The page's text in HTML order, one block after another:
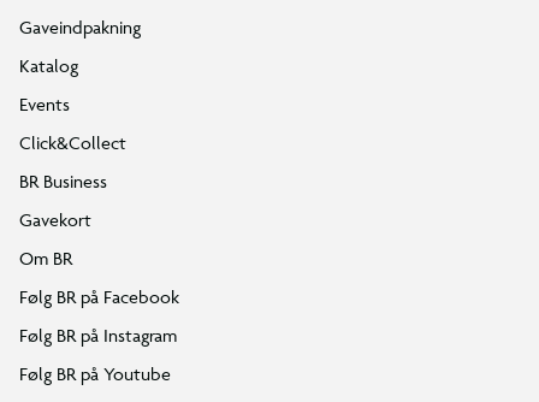
Gaveindpakning
Katalog
Events
Click&Collect
BR Business
Gavekort
Om BR
Følg BR på Facebook
Følg BR på Instagram
Følg BR på Youtube